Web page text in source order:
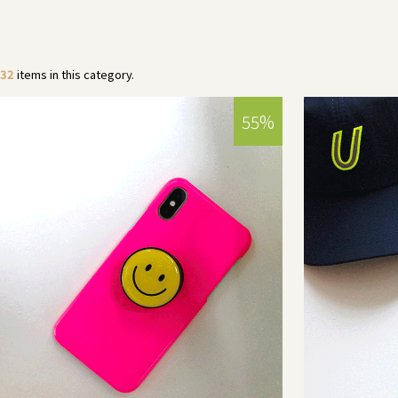
32 items in this category.
15%
55%